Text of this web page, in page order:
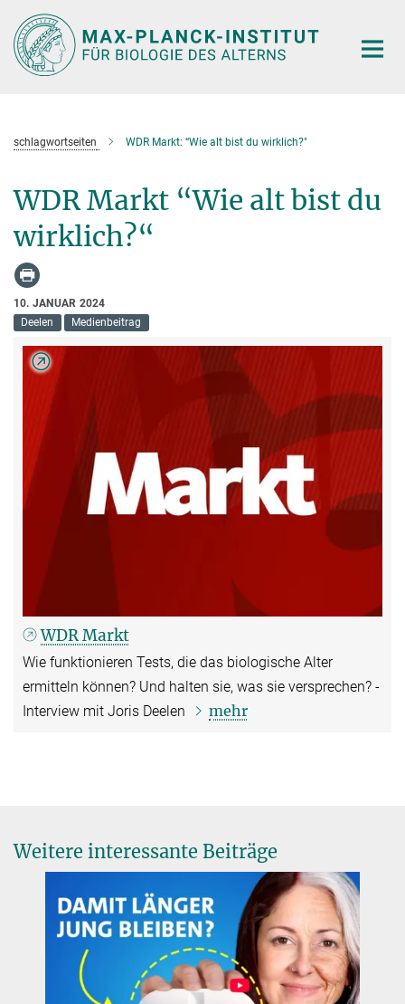
Hauptinhalt
schlagwortseiten WDR Markt: “Wie alt bist du wirklich?"
WDR Markt “Wie alt bist du
wirklich?“
10. JANUAR 2024
Deelen
Medienbeitrag
WDR Markt
Wie funktionieren Tests, die das biologische Alter
ermitteln können? Und halten sie, was sie versprechen? -
Interview mit Joris Deelen
mehr
Weitere interessante Beiträge